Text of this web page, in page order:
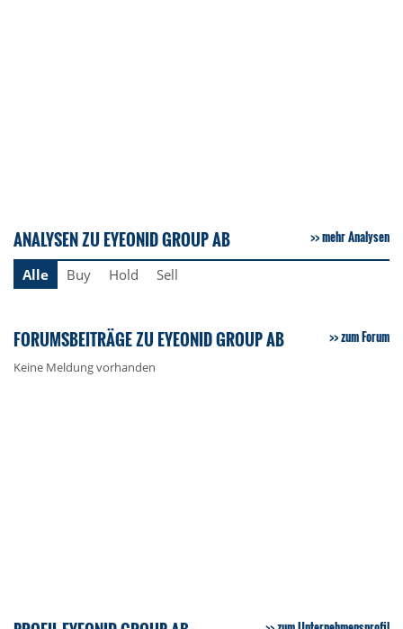
ANALYSEN ZU EYEONID GROUP AB mehr Analysen
Alle Buy Hold Sell
FORUMSBEITRÄGE ZU EYEONID GROUP AB zum Forum
Keine Meldung vorhanden